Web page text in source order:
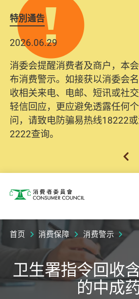
特別通告
2026.06.29
消委会提醒消费者及商户，本
布消费警示。如接获以消委会
收相关来电、电邮、短讯或社
轻信回应，更应避免透露任何
问，请致电防骗易热线18222
2222查询。
消费者委员会
首页 消费保障 消费警示
卫生署指令回收
的中成